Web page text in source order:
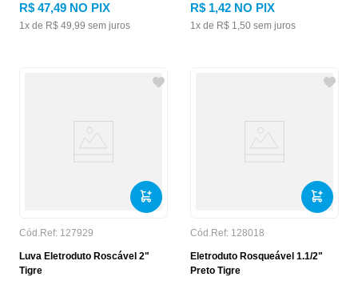
R$ 47,49 NO PIX
1x de R$ 49,99 sem juros
R$ 1,42 NO PIX
1x de R$ 1,50 sem juros
Cód.Ref: 127929
Luva Eletroduto Roscável 2"
Tigre
Cód.Ref: 128018
Eletroduto Rosqueável 1.1/2"
Preto Tigre